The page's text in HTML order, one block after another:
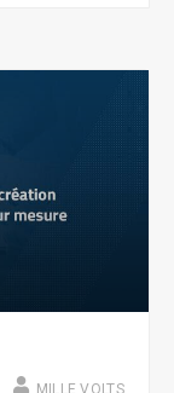
MILLE VOLTS